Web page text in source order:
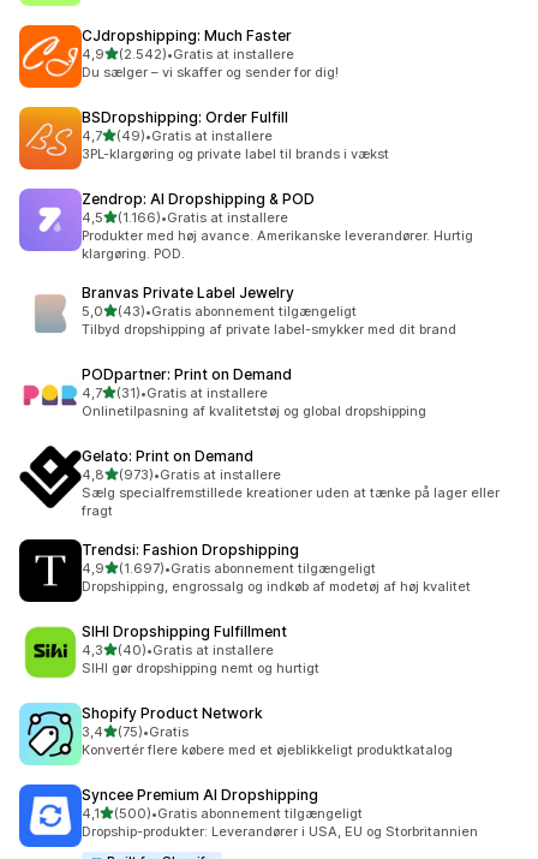
CJdropshipping: Much Faster
4,9ud af 5 stjerner
(2.542)
2542 anmeldelser i alt
•Gratis at installere
Du sælger – vi skaffer og sender for dig!
BSDropshipping: Order Fulfill
4,7ud af 5 stjerner
(49)
49 anmeldelser i alt
•Gratis at installere
3PL-klargøring og private label til brands i vækst
Zendrop: AI Dropshipping & POD
4,5ud af 5 stjerner
(1.166)
1166 anmeldelser i alt
•Gratis at installere
Produkter med høj avance. Amerikanske leverandører. Hurtig
klargøring. POD.
Branvas Private Label Jewelry
5,0ud af 5 stjerner
(43)
43 anmeldelser i alt
•Gratis abonnement tilgængeligt
Tilbyd dropshipping af private label-smykker med dit brand
PODpartner: Print on Demand
4,7ud af 5 stjerner
(31)
31 anmeldelser i alt
•Gratis at installere
Onlinetilpasning af kvalitetstøj og global dropshipping
Gelato: Print on Demand
4,8ud af 5 stjerner
(973)
973 anmeldelser i alt
•Gratis at installere
Sælg specialfremstillede kreationer uden at tænke på lager eller
fragt
Trendsi: Fashion Dropshipping
4,9ud af 5 stjerner
(1.697)
1697 anmeldelser i alt
•Gratis abonnement tilgængeligt
Dropshipping, engrossalg og indkøb af modetøj af høj kvalitet
SIHI Dropshipping Fulfillment
4,3ud af 5 stjerner
(40)
40 anmeldelser i alt
•Gratis at installere
SIHI gør dropshipping nemt og hurtigt
Shopify Product Network
3,4ud af 5 stjerner
(75)
75 anmeldelser i alt
•Gratis
Konvertér flere købere med et øjeblikkeligt produktkatalog
Syncee Premium AI Dropshipping
4,1ud af 5 stjerner
(500)
500 anmeldelser i alt
•Gratis abonnement tilgængeligt
Dropship-produkter: Leverandører i USA, EU og Storbritannien